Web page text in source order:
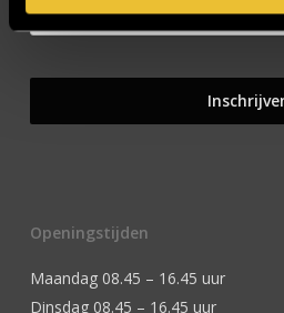
Openingstijden
Maandag 08.45 – 16.45 uur
Dinsdag 08.45 – 16.45 uur